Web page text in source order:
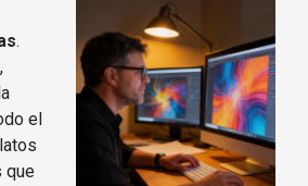
.
el
que